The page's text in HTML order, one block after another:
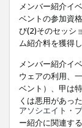
メンバー紹介イ
ベントの参加資
び(2)そのセッシ
ム紹介料を獲得し
メンバー紹介イ
ウェアの利用、
ベント）、甲は
くは悪用があっ
アソシエイト・
ー紹介に関連す